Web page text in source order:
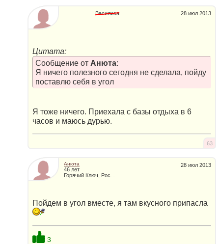
28 июл 2013
Василиса
Цитата:
Сообщение от Анюта:
Я ничего полезного сегодня не сделала, пойду
поставлю себя в угол
Я тоже ничего. Приехала с базы отдыха в 6
часов и маюсь дурью.
63
28 июл 2013
Анюта
46 лет
Пойдем в угол вместе, я там вкусного припасла
3